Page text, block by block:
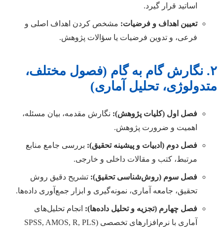
اساتید قرار گیرد.
تعیین اهداف و فرضیات: مشخص کردن اهداف اصلی و
فرعی، و تدوین فرضیات یا سؤالات پژوهش.
۲. نگارش گام به گام (فصول مختلف،
متدولوژی، تحلیل آماری)
فصل اول (کلیات پژوهش): نگارش مقدمه، بیان مسئله،
اهمیت و ضرورت پژوهش.
فصل دوم (ادبیات و پیشینه تحقیق): بررسی جامع منابع
مرتبط، کتب و مقالات داخلی و خارجی.
فصل سوم (روش‌شناسی تحقیق): تشریح دقیق روش
تحقیق، جامعه آماری، نمونه‌گیری و ابزار جمع‌آوری داده‌ها.
فصل چهارم (تجزیه و تحلیل داده‌ها): انجام تحلیل‌های
آماری با نرم‌افزارهای تخصصی (SPSS, AMOS, R, PLS